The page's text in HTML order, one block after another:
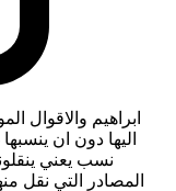
ابراهيم والاقوال
اليها دون ان
نسب يعني
المصادر التي نقل